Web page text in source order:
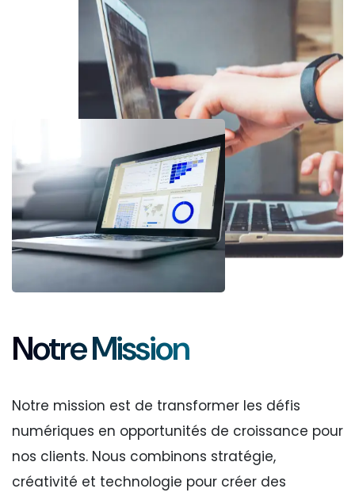
Notre Mission
Notre mission est de transformer les défis
numériques en opportunités de croissance pour
nos clients. Nous combinons stratégie,
créativité et technologie pour créer des